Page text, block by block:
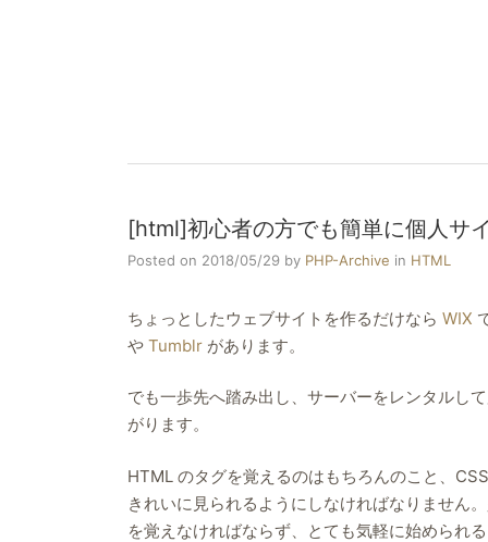
[html]初心者の方でも簡単に個人サ
Posted on 2018/05/29 by PHP-Archive in HTML
ちょっとしたウェブサイトを作るだけなら WIX
や Tumblr があります。
でも一歩先へ踏み出し、サーバーをレンタルし
がります。
HTML のタグを覚えるのはもちろんのこと、
きれいに見られるようにしなければなりません
を覚えなければならず、とても気軽に始められ